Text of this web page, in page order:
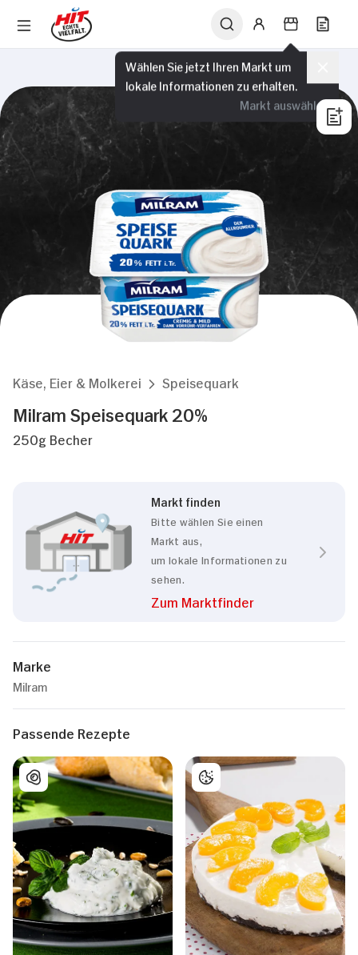
Wählen Sie jetzt Ihren Markt um
lokale Informationen zu erhalten.
Markt auswählen
Käse, Eier & Molkerei Speisequark
Milram Speisequark 20%
250g Becher
Markt finden
Bitte wählen Sie einen
Markt aus,
um lokale Informationen zu
sehen.
Zum Marktfinder
Marke
Milram
Passende Rezepte